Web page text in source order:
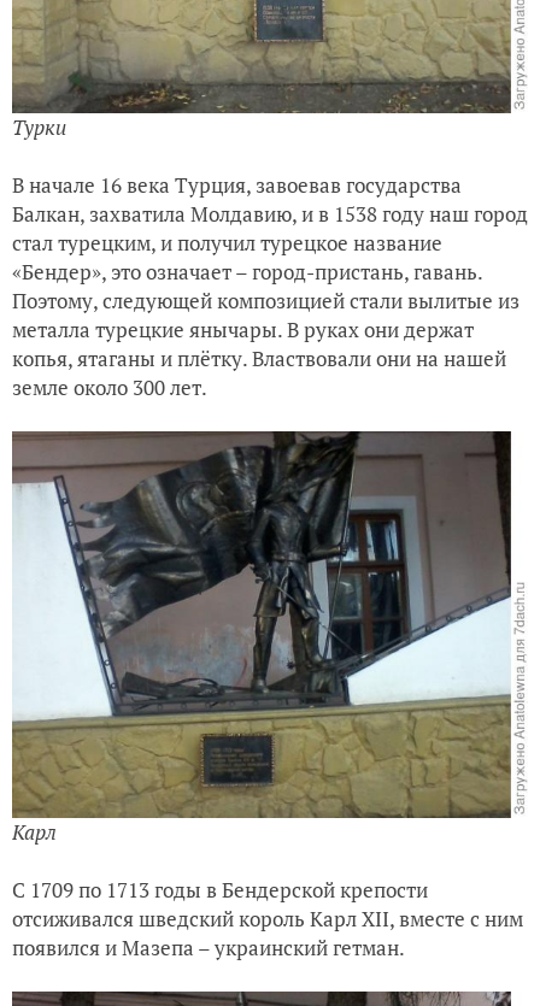
Турки
В начале 16 века Турция, завоевав государства
Балкан, захватила Молдавию, и в 1538 году наш город
стал турецким, и получил турецкое название
«Бендер», это означает – город-пристань, гавань.
Поэтому, следующей композицией стали вылитые из
металла турецкие янычары. В руках они держат
копья, ятаганы и плётку. Властвовали они на нашей
земле около 300 лет.
Карл
С 1709 по 1713 годы в Бендерской крепости
отсиживался шведский король Карл XII, вместе с ним
появился и Мазепа – украинский гетман.